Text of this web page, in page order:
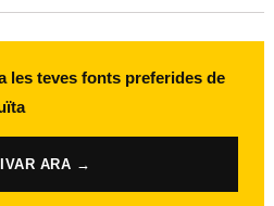
les teves fonts preferides de
ARA →